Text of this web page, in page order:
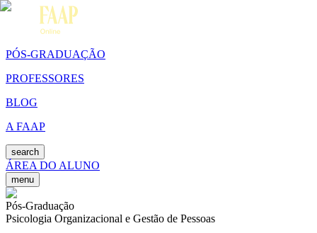
PÓS-GRADUAÇÃO
PROFESSORES
BLOG
A FAAP
search
ÁREA DO ALUNO
menu
Pós-Graduação
Psicologia Organizacional e Gestão de Pessoas